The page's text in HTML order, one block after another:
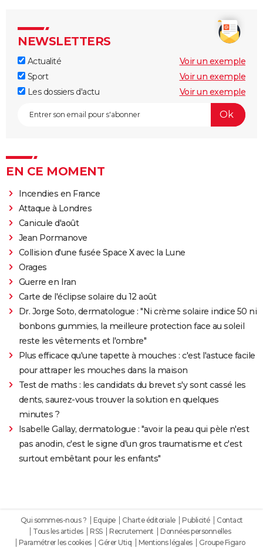
NEWSLETTERS
Actualité
Voir un exemple
Sport
Voir un exemple
Les dossiers d'actu
Voir un exemple
EN CE MOMENT
Incendies en France
Attaque à Londres
Canicule d'août
Jean Pormanove
Collision d'une fusée Space X avec la Lune
Orages
Guerre en Iran
Carte de l'éclipse solaire du 12 août
Dr. Jorge Soto, dermatologue : "Ni crème solaire indice 50 ni
bonbons gummies, la meilleure protection face au soleil
reste les vêtements et l'ombre"
Plus efficace qu'une tapette à mouches : c'est l'astuce facile
pour attraper les mouches dans la maison
Test de maths : les candidats du brevet s'y sont cassé les
dents, saurez-vous trouver la solution en quelques
minutes ?
Isabelle Gallay, dermatologue : "avoir la peau qui pèle n'est
pas anodin, c'est le signe d'un gros traumatisme et c'est
surtout embêtant pour les enfants"
Qui sommes-nous ? Equipe Charte éditoriale Publicité
Contact
Tous les articles
RSS Recrutement
Données personnelles
Paramétrer les cookies
Gérer Utiq Mentions légales
Groupe Figaro